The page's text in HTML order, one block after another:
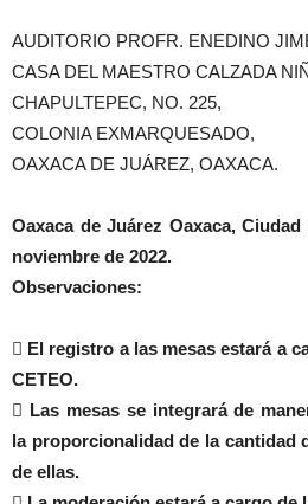
AUDITORIO PROFR. ENEDINO
CASA DEL MAESTRO CALZADA
CHAPULTEPEC, NO. 225,
COLONIA EXMARQUESADO,
OAXACA DE JUÁREZ, OAXACA.
Oaxaca de Juárez Oaxaca,
noviembre de 2022.
Observaciones:
 El registro a las mesas estará a
CETEO.
 Las mesas se integrará de
la proporcionalidad de la cantidad
de ellas.